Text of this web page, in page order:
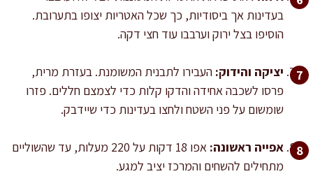
בעדינות אך ביסודיות, כך שכל האטריות יצופו בתערובת.
הוסיפו בצל ירוק וערבבו עוד חצי דקה.
יציקה והידוק: העבירו לתבנית המשומנת. בעזרת מרית,
פרסו לשכבה אחידה והדקו קלות כדי לצמצם חללים. פזרו
שומשום על פני השטח ולחצו בעדינות כדי שיידבק.
אפייה ראשונה:
אפו 18 דקות על 220 מעלות, עד שהשוליים
מתחילים להשחים והמרכז יציב למגע.